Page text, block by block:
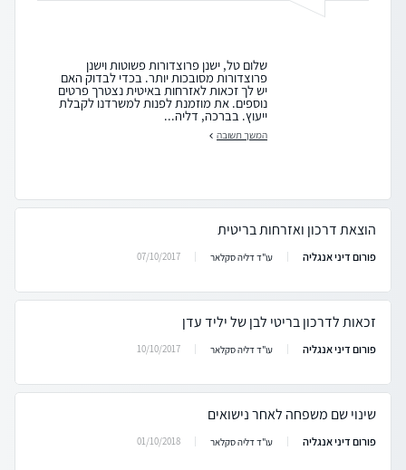
שלום טל, ישנן פרוצדורות פשוטות וישנן
פרוצדורות מסובכות יותר. בכדי לבדוק האם
יש לך זכאות לאזרחות באיטית נצטרך פרטים
נוספים. את מוזמנת לפנות למשרדנו לקבלת
ייעוץ. בברכה, דליה...
המשך תשובה
הוצאת דרכון ואזרחות בריטית
פורום דיני אנגליה עו"ד דליה סקלאר 07/10/2017
זכאות לדרכון בריטי לבן של יליד עדן
פורום דיני אנגליה עו"ד דליה סקלאר 10/10/2017
שינוי שם משפחה לאחר נישואים
פורום דיני אנגליה עו"ד דליה סקלאר 01/10/2018